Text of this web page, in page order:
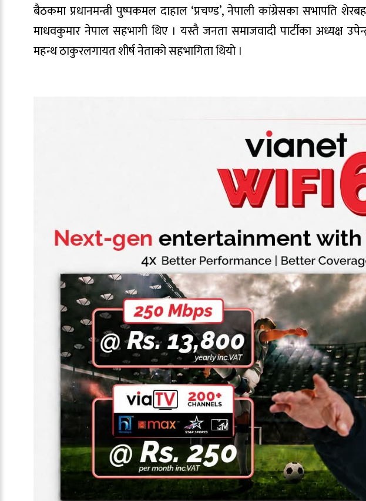
बैठकमा प्रधानमन्त्री पुष्पकमल दाहाल ‘प्रचण्ड’, नेपाली कांग्रेसका सभापति
माधवकुमार नेपाल सहभागी थिए । यस्तै जनता समाजवादी पार्टीका अध्यक्ष
महन्थ ठाकुरलगायत शीर्ष नेताको सहभागिता थियो ।